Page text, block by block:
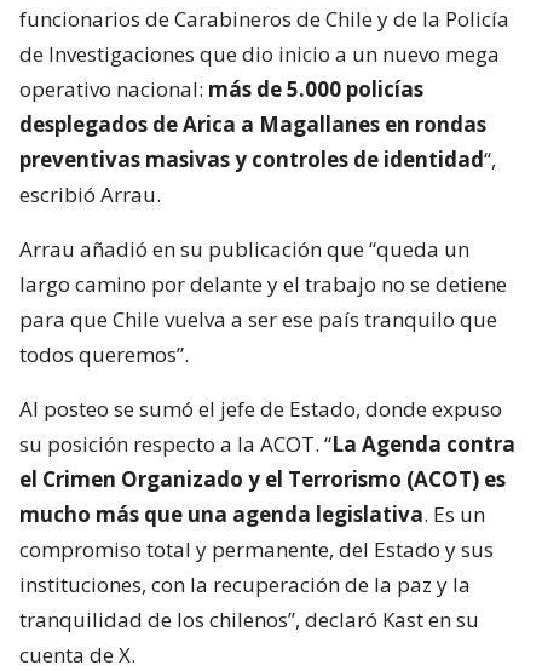
funcionarios de Carabineros de Chile y de la Policía
de Investigaciones que dio inicio a un nuevo mega
operativo nacional: más de 5.000 policías
desplegados de Arica a Magallanes en rondas
preventivas masivas y controles de identidad“,
escribió Arrau.
Arrau añadió en su publicación que “queda un
largo camino por delante y el trabajo no se detiene
para que Chile vuelva a ser ese país tranquilo que
todos queremos”.
Al posteo se sumó el jefe de Estado, donde expuso
su posición respecto a la ACOT. “La Agenda contra
el Crimen Organizado y el Terrorismo (ACOT) es
mucho más que una agenda legislativa. Es un
compromiso total y permanente, del Estado y sus
instituciones, con la recuperación de la paz y la
tranquilidad de los chilenos”, declaró Kast en su
cuenta de X.